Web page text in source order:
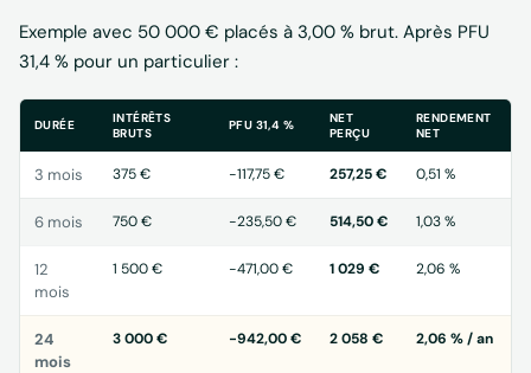
Exemple avec 50 000 € placés à 3,00 % brut. Après PFU
31,4 % pour un particulier :
DURÉE
INTÉRÊTS
BRUTS
PFU 31,4 %
NET
PERÇU
RENDEMENT
NET
3 mois 375 € −117,75 € 257,25 € 0,51 %
6 mois 750 € −235,50 € 514,50 € 1,03 %
12
mois
1 500 € −471,00 € 1 029 € 2,06 %
24
mois
3 000 € −942,00 € 2 058 € 2,06 % / an